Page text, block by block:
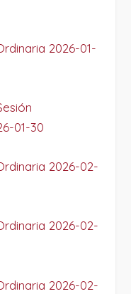
2026-01-
01-30
2026-02-
2026-02-
2026-02-